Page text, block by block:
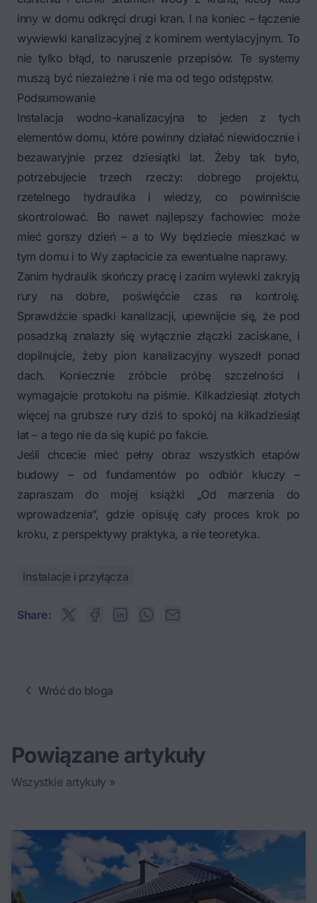
inny w domu odkręci drugi kran. I na koniec – łączenie
wywiewki kanalizacyjnej z kominem wentylacyjnym. To
nie tylko błąd, to naruszenie przepisów. Te systemy
muszą być niezależne i nie ma od tego odstępstw.
Podsumowanie
Instalacja wodno-kanalizacyjna to jeden z tych
elementów domu, które powinny działać niewidocznie i
bezawaryjnie przez dziesiątki lat. Żeby tak było,
potrzebujecie trzech rzeczy: dobrego projektu,
rzetelnego hydraulika i wiedzy, co powinniście
skontrolować. Bo nawet najlepszy fachowiec może
mieć gorszy dzień – a to Wy będziecie mieszkać w
tym domu i to Wy zapłacicie za ewentualne naprawy.
Zanim hydraulik skończy pracę i zanim wylewki zakryją
rury na dobre, poświęćcie czas na kontrolę.
Sprawdźcie spadki kanalizacji, upewnijcie się, że pod
posadzką znalazły się wyłącznie złączki zaciskane, i
dopilnujcie, żeby pion kanalizacyjny wyszedł ponad
dach. Koniecznie zróbcie próbę szczelności i
wymagajcie protokołu na piśmie. Kilkadziesiąt złotych
więcej na grubsze rury dziś to spokój na kilkadziesiąt
lat – a tego nie da się kupić po fakcie.
Jeśli chcecie mieć pełny obraz wszystkich etapów
budowy – od fundamentów po odbiór kluczy –
zapraszam do mojej książki „Od marzenia do
wprowadzenia”, gdzie opisuję cały proces krok po
kroku, z perspektywy praktyka, a nie teoretyka.
instalacje i przyłącza
Share:
Wróć do bloga
Powiązane artykuły
Wszystkie artykuły »